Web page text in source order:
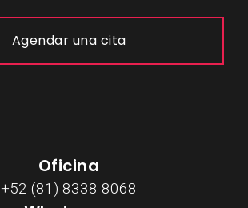
Agendar una cita
Oficina
+52 (81) 8338 8068